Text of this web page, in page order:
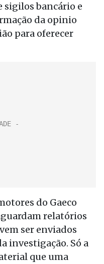
sigilos bancário e
da opinio
para oferecer
do Gaeco
relatórios
ser enviados
investigação. Só a
que uma